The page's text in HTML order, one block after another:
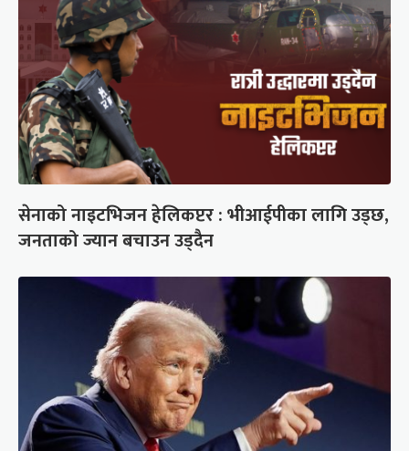
सेनाको नाइटभिजन हेलिकप्टर : भीआईपीका लागि उड्छ,
जनताको ज्यान बचाउन उड्दैन